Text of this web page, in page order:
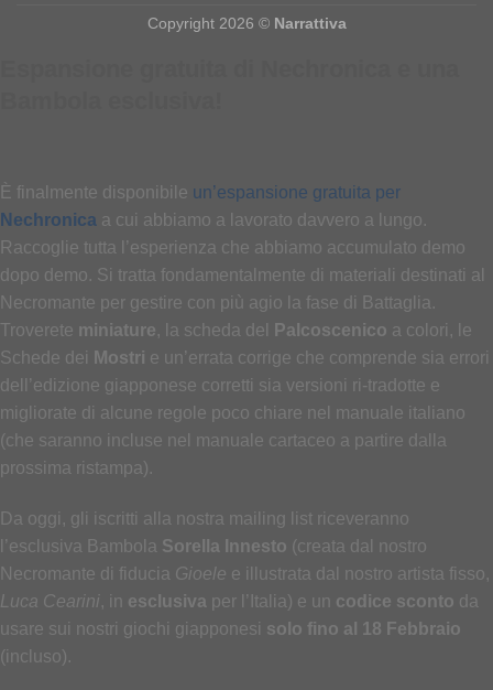
Copyright 2026 © Narrattiva
È finalmente disponibile un’espansione gratuita per
Nechronica a cui abbiamo a lavorato davvero a lungo.
Raccoglie tutta l’esperienza che abbiamo accumulato demo
dopo demo. Si tratta fondamentalmente di materiali destinati al
Necromante per gestire con più agio la fase di Battaglia.
Troverete miniature, la scheda del Palcoscenico a colori, le
Schede dei Mostri e un’errata corrige che comprende sia errori
dell’edizione giapponese corretti sia versioni ri-tradotte e
migliorate di alcune regole poco chiare nel manuale italiano
(che saranno incluse nel manuale cartaceo a partire dalla
prossima ristampa).
Da oggi, gli iscritti alla nostra mailing list riceveranno
l’esclusiva Bambola Sorella Innesto (creata dal nostro
Necromante di fiducia Gioele e illustrata dal nostro artista fisso,
Luca Cearini, in esclusiva per l’Italia) e un codice sconto da
usare sui nostri giochi giapponesi solo fino al 18 Febbraio
(incluso).